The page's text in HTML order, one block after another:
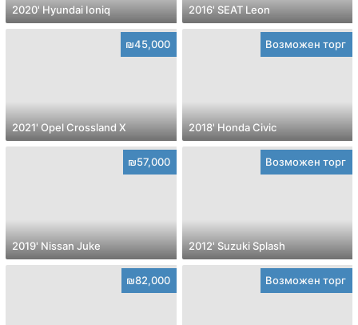
2020' Hyundai Ioniq 2016' SEAT Leon
₪45,000
2021' Opel Crossland X
Возможен торг
2018' Honda Civic
₪57,000
2019' Nissan Juke
Возможен торг
2012' Suzuki Splash
₪82,000 Возможен торг